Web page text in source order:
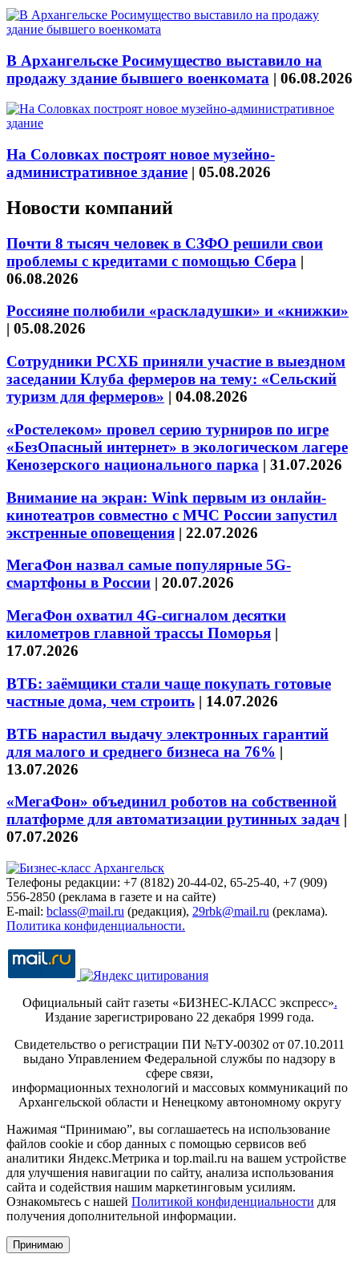
В Архангельске Росимущество выставило на
продажу здание бывшего военкомата | 06.08.2026
На Соловках построят новое музейно-
административное здание | 05.08.2026
Новости компаний
Почти 8 тысяч человек в СЗФО решили свои
проблемы с кредитами с помощью Сбера |
06.08.2026
Россияне полюбили «раскладушки» и «книжки»
| 05.08.2026
Сотрудники РСХБ приняли участие в выездном
заседании Клуба фермеров на тему: «Сельский
туризм для фермеров» | 04.08.2026
«Ростелеком» провел серию турниров по игре
«БезОпасный интернет» в экологическом лагере
Кенозерского национального парка | 31.07.2026
Внимание на экран: Wink первым из онлайн-
кинотеатров совместно с МЧС России запустил
экстренные оповещения | 22.07.2026
МегаФон назвал самые популярные 5G-
смартфоны в России | 20.07.2026
МегаФон охватил 4G-сигналом десятки
километров главной трассы Поморья |
17.07.2026
ВТБ: заёмщики стали чаще покупать готовые
частные дома, чем строить | 14.07.2026
ВТБ нарастил выдачу электронных гарантий
для малого и среднего бизнеса на 76% |
13.07.2026
«МегаФон» объединил роботов на собственной
платформе для автоматизации рутинных задач |
07.07.2026
Телефоны редакции: +7 (8182) 20-44-02, 65-25-40, +7 (909)
556-2850 (реклама в газете и на сайте)
E-mail: bclass@mail.ru (редакция), 29rbk@mail.ru (реклама).
Политика конфиденциальности.
Официальный сайт газеты «БИЗНЕС-КЛАСС экспресс».
Издание зарегистрировано 22 декабря 1999 года.
Свидетельство о регистрации ПИ №ТУ-00302 от 07.10.2011
выдано Управлением Федеральной службы по надзору в
сфере связи,
информационных технологий и массовых коммуникаций по
Архангельской области и Ненецкому автономному округу
Нажимая “Принимаю”, вы соглашаетесь на использование
файлов cookie и сбор данных с помощью сервисов веб
аналитики Яндекс.Метрика и top.mail.ru на вашем устройстве
для улучшения навигации по сайту, анализа использования
сайта и содействия нашим маркетинговым усилиям.
Ознакомьтесь с нашей Политикой конфиденциальности для
получения дополнительной информации.
Принимаю